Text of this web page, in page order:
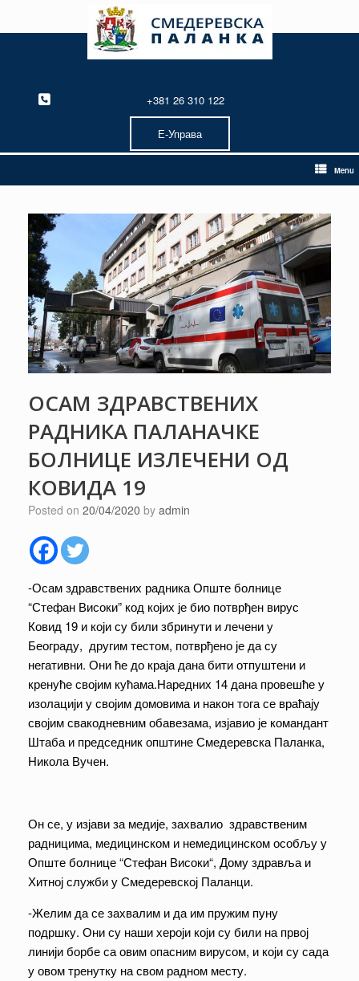
content
+381 26 310 122
Е-Управа
Menu
ОСАМ ЗДРАВСТВЕНИХ
РАДНИКА ПАЛАНАЧКЕ
БОЛНИЦЕ ИЗЛЕЧЕНИ ОД
КОВИДА 19
Posted on 20/04/2020 by admin
-Осам здравствених радника Опште болнице
“Стефан Високи” код којих је био потврђен вирус
Ковид 19 и који су били збринути и лечени у
Београду, другим тестом, потврђено је да су
негативни. Они ће до краја дана бити отпуштени и
кренуће својим кућама.Наредних 14 дана провешће у
изолацији у својим домовима и након тога се враћају
својим свакодневним обавезама, изјавио је командант
Штаба и председник општине Смедеревска Паланка,
Никола Вучен.
Он се, у изјави за медије, захвалио здравственим
радницима, медицинском и немедицинском особљу у
Опште болнице “Стефан Високи“, Дому здравља и
Хитној служби у Смедеревској Паланци.
-Желим да се захвалим и да им пружим пуну
подршку. Они су наши хероји који су били на првој
линији борбе са овим опасним вирусом, и који су сада
у овом тренутку на свом радном месту.